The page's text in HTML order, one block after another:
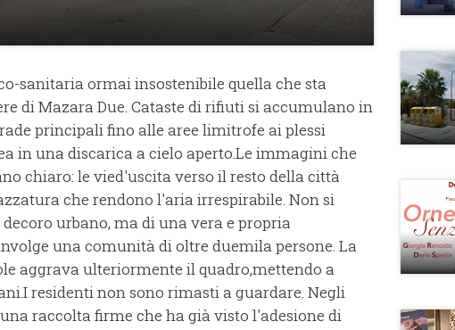
sanitaria ormai insostenibile quella che sta
di Mazara Due. Cataste di rifiuti si accumulano in
principali fino alle aree limitrofe ai plessi
in una discarica a cielo aperto.Le immagini che
chiaro: le vied'uscita verso il resto della città
che rendono l'aria irrespirabile. Non si
urbano, ma di una vera e propria
una comunità di oltre duemila persone. La
aggrava ulteriormente il quadro,mettendo a
residenti non sono rimasti a guardare. Negli
raccolta firme che ha già visto l'adesione di